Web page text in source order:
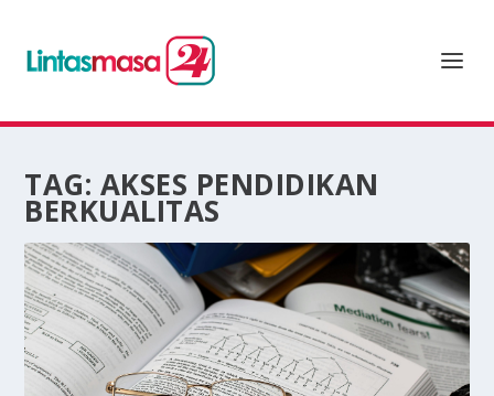
TAG: AKSES PENDIDIKAN
BERKUALITAS